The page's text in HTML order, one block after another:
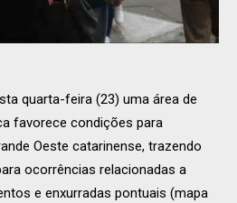
quarta-feira (23) uma área de
favorece condições para
Oeste catarinense, trazendo
ocorrências relacionadas a
e enxurradas pontuais (mapa